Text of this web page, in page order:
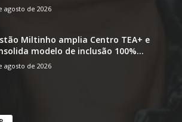
agosto de 2026
Miltinho amplia Centro TEA+ e
modelo de inclusão 100%...
agosto de 2026